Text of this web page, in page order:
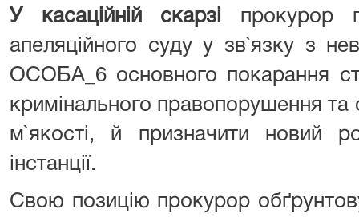
У касаційній скарзі прокурор
апеляційного суду у зв`язку з
ОСОБА_6 основного покарання
кримінального правопорушення та
м`якості, й призначити новий
інстанції.
Свою позицію прокурор